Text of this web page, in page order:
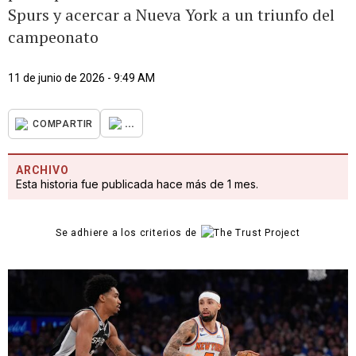
Spurs y acercar a Nueva York a un triunfo del
campeonato
11 de junio de 2026 - 9:49 AM
COMPARTIR ...
ARCHIVO
Esta historia fue publicada hace más de 1 mes.
Se adhiere a los criterios de